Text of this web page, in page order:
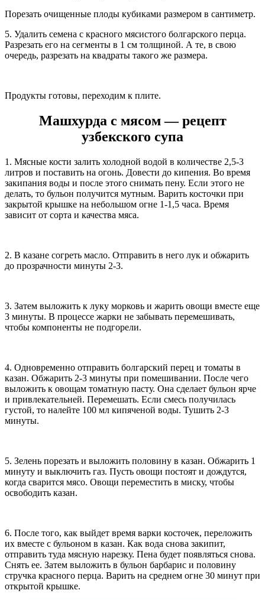
Порезать очищенные плоды кубиками размером в сантиметр.
5. Удалить семена с красного мясистого болгарского перца.
Разрезать его на сегменты в 1 см толщиной. А те, в свою
очередь, разрезать на квадраты такого же размера.
Продукты готовы, переходим к плите.
Машхурда с мясом — рецепт
узбекского супа
1. Мясные кости залить холодной водой в количестве 2,5-3
литров и поставить на огонь. Довести до кипения. Во время
закипания воды и после этого снимать пену. Если этого не
делать, то бульон получится мутным. Варить косточки при
закрытой крышке на небольшом огне 1-1,5 часа. Время
зависит от сорта и качества мяса.
2. В казане согреть масло. Отправить в него лук и обжарить
до прозрачности минуты 2-3.
3. Затем выложить к луку морковь и жарить овощи вместе еще
3 минуты. В процессе жарки не забывать перемешивать,
чтобы компоненты не подгорели.
4. Одновременно отправить болгарский перец и томаты в
казан. Обжарить 2-3 минуты при помешивании. После чего
выложить к овощам томатную пасту. Она сделает бульон ярче
и привлекательней. Перемешать. Если смесь получилась
густой, то налейте 100 мл кипяченой воды. Тушить 2-3
минуты.
5. Зелень порезать и выложить половину в казан. Обжарить 1
минуту и выключить газ. Пусть овощи постоят и дождутся,
когда сварится мясо. Овощи переместить в миску, чтобы
освободить казан.
6. После того, как выйдет время варки косточек, переложить
их вместе с бульоном в казан. Как вода снова закипит,
отправить туда мясную нарезку. Пена будет появляться снова.
Снять ее. Затем выложить в бульон барбарис и половину
стручка красного перца. Варить на среднем огне 30 минут при
открытой крышке.